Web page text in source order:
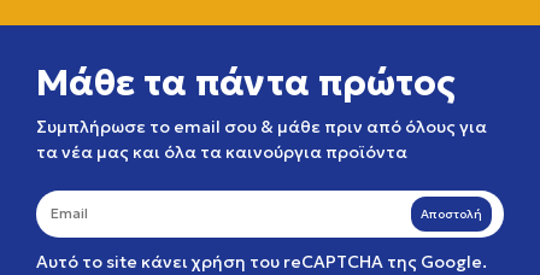
Μάθε τα πάντα πρώτος
Συμπλήρωσε το email σου & μάθε πριν από όλους για
τα νέα μας και όλα τα καινούργια προϊόντα
Αποστολή
Αυτό το site κάνει χρήση του reCAPTCHA της Google.